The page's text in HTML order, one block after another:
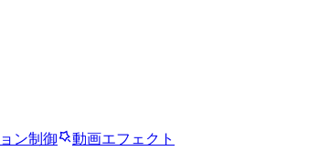
ン制御 動画エフェクト